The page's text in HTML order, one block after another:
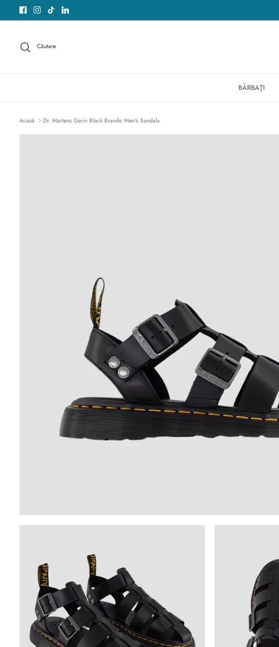
conținut
Căutare
BĂRBAŢI
Acasă Dr. Martens Garin Black Brando Men's Sandals